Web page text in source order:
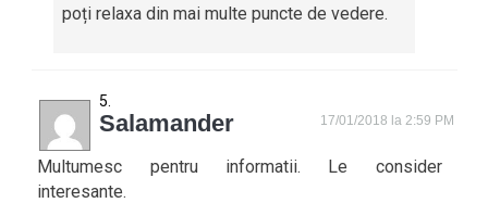
poți relaxa din mai multe puncte de vedere.
Salamander 17/01/2018 la 2:59 PM
Multumesc pentru informatii. Le consider
interesante.